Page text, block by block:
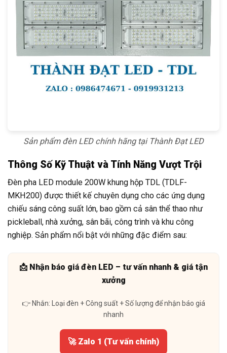
Sản phẩm đèn LED chính hãng tại Thành Đạt LED
Thông Số Kỹ Thuật và Tính Năng Vượt Trội
Đèn pha LED module 200W khung hộp TDL (TDLF-
MKH200) được thiết kế chuyên dụng cho các ứng dụng
chiếu sáng công suất lớn, bao gồm cả sân thể thao như
pickleball, nhà xưởng, sân bãi, công trình và khu công
nghiệp. Sản phẩm nổi bật với những đặc điểm sau:
📩 Nhận báo giá đèn LED – tư vấn nhanh & giá tận
xưởng
👉 Nhắn: Loại đèn + Công suất + Số lượng để nhận báo giá
nhanh
🚀 Zalo 1 (Tư vấn chính)